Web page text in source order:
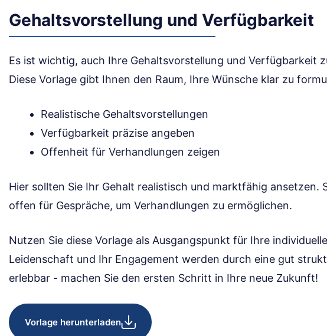
Gehaltsvorstellung und Verfügbarkeit
Es ist wichtig, auch Ihre Gehaltsvorstellung und Verfügbarkeit
Diese Vorlage gibt Ihnen den Raum, Ihre Wünsche klar zu
Realistische Gehaltsvorstellungen
Verfügbarkeit präzise angeben
Offenheit für Verhandlungen zeigen
Hier sollten Sie Ihr Gehalt realistisch und marktfähig ansetzen.
offen für Gespräche, um Verhandlungen zu ermöglichen.
Nutzen Sie diese Vorlage als Ausgangspunkt für Ihre
Leidenschaft und Ihr Engagement werden durch eine gut
erlebbar - machen Sie den ersten Schritt in Ihre neue Zukunft!
Vorlage herunterladen